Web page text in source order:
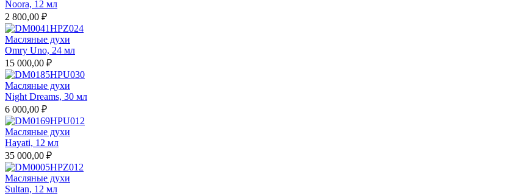
Noora, 12 мл
2 800,00 ₽
Масляные духи
Omry Uno, 24 мл
15 000,00 ₽
Масляные духи
Night Dreams, 30 мл
6 000,00 ₽
Масляные духи
Hayati, 12 мл
35 000,00 ₽
Масляные духи
Sultan, 12 мл